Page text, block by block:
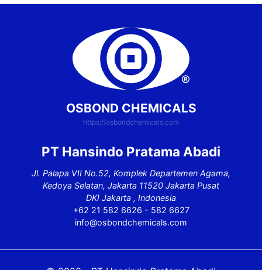
OSBOND CHEMICALS
https://osbondchemicals.com
PT Hansindo Pratama Abadi
Jl. Palapa VII No.52, Komplek Departemen Agama,
Kedoya Selatan, Jakarta 11520 Jakarta Pusat
DKI Jakarta , Indonesia
+62 21 582 6626 - 582 6627
info@osbondchemicals.com